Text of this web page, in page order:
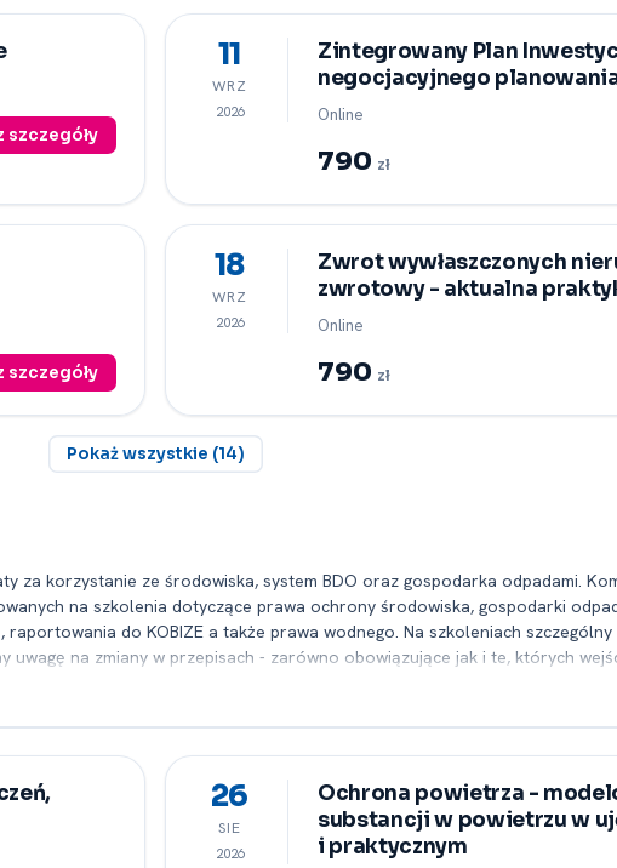
szczegóły
11
WRZ
2026
Zintegrowany Plan
negocjacyjnego
Online
790 zł
szczegóły
18
WRZ
2026
Zwrot wywłaszczonych
zwrotowy -⁠ aktualna
Online
790 zł
Pokaż wszystkie (14)
za korzystanie ze środowiska, system BDO oraz gospodarka odpadami.
na szkolenia dotyczące prawa ochrony środowiska, gospodarki
do KOBIZE a także prawa wodnego. Na szkoleniach szczególny
na zmiany w przepisach -⁠ zarówno obowiązujące jak i te, których
(zarówno przedsiębiorcom oraz przedstawicielom administracji
Same szkolenia w dużej mierze organizowane są w formie warsztatów/
te zgłaszane przez Państwa w czasie zajęć. Warto zaznaczyć, że
zakres omawianych zagadnień a także podawane przykłady, do
najbliższej przyszłości wraz z ich kosztami i terminami. Dodatkowo dla
i wypełnić formularz. Aby zaś uzyskać szczegółowe informac
26
SIE
2026
Ochrona powietrza -⁠
substancji w powietrzu w
i praktycznym